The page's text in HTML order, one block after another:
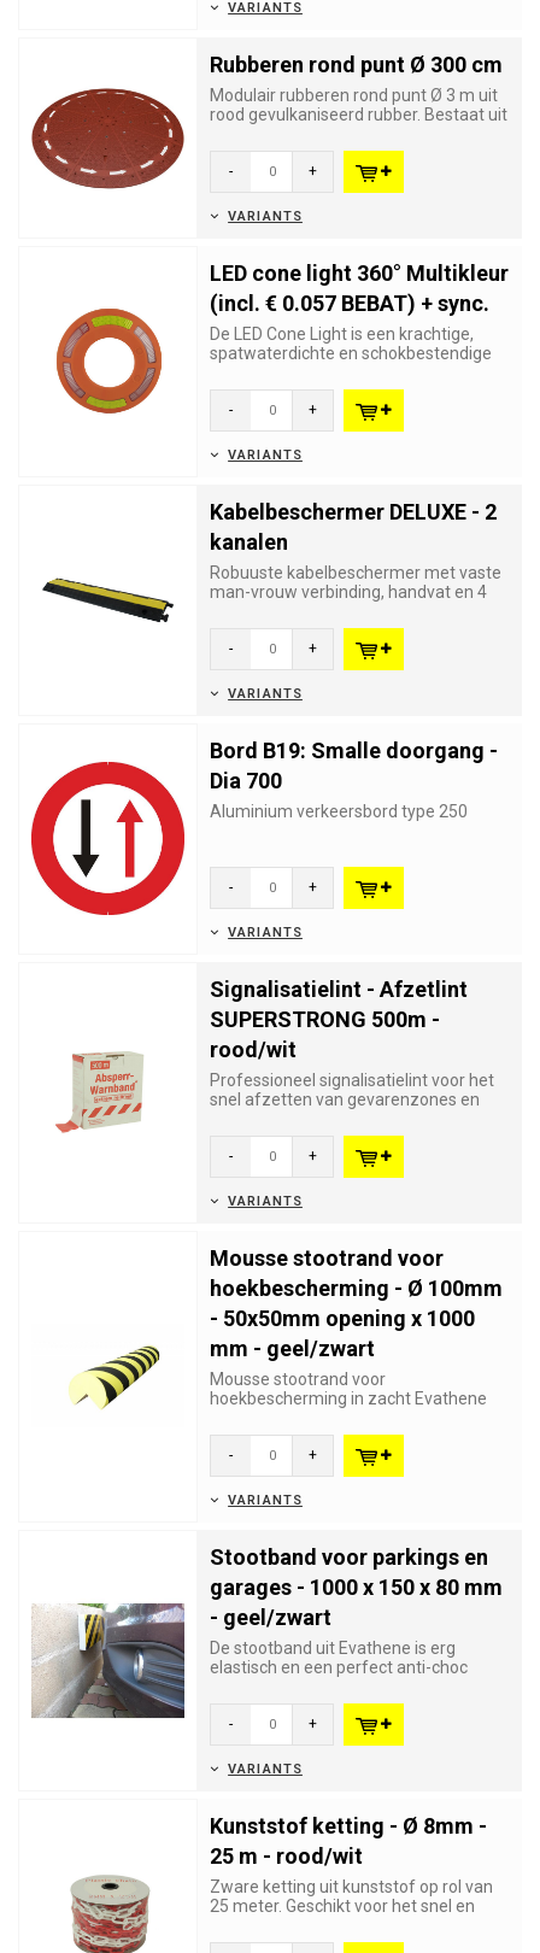
VARIANTS
Rubberen rond punt Ø 300 cm
Modulair rubberen rond punt Ø 3 m uit
rood gevulkaniseerd rubber. Bestaat uit
- +
VARIANTS
LED cone light 360° Multikleur
(incl. € 0.057 BEBAT) + sync.
De LED Cone Light is een krachtige,
spatwaterdichte en schokbestendige
- +
VARIANTS
Kabelbeschermer DELUXE - 2
kanalen
Robuuste kabelbeschermer met vaste
man-vrouw verbinding, handvat en 4
- +
VARIANTS
Bord B19: Smalle doorgang -
Dia 700
Aluminium verkeersbord type 250
- +
VARIANTS
Signalisatielint - Afzetlint
SUPERSTRONG 500m -
rood/wit
Professioneel signalisatielint voor het
snel afzetten van gevarenzones en
- +
VARIANTS
Mousse stootrand voor
hoekbescherming - Ø 100mm
- 50x50mm opening x 1000
mm - geel/zwart
Mousse stootrand voor
hoekbescherming in zacht Evathene
verwondingen. D...
- +
VARIANTS
Stootband voor parkings en
garages - 1000 x 150 x 80 mm
- geel/zwart
De stootband uit Evathene is erg
elastisch en een perfect anti-choc
- +
VARIANTS
Kunststof ketting - Ø 8mm -
25 m - rood/wit
Zware ketting uit kunststof op rol van
25 meter. Geschikt voor het snel en